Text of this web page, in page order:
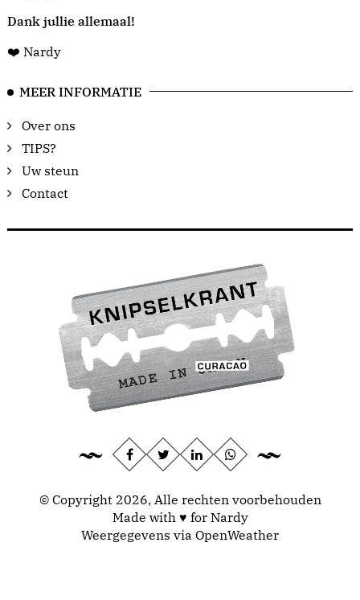
Dank jullie allemaal!
❤️ Nardy
MEER INFORMATIE
Over ons
TIPS?
Uw steun
Contact
© Copyright 2026, Alle rechten voorbehouden
Made with ♥ for Nardy
Weergegevens via OpenWeather